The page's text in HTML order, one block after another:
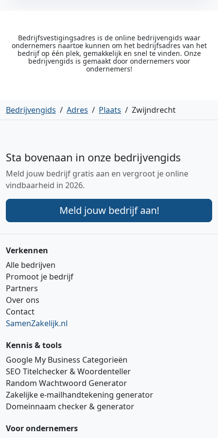
Bedrijfsvestigingsadres is de online bedrijvengids waar
ondernemers naartoe kunnen om het bedrijfsadres van het
bedrijf op één plek, gemakkelijk en snel te vinden. Onze
bedrijvengids is gemaakt door ondernemers voor
ondernemers!
Bedrijvengids / Adres / Plaats / Zwijndrecht
Sta bovenaan in onze bedrijvengids
Meld jouw bedrijf gratis aan en vergroot je online
vindbaarheid in 2026.
Meld jouw bedrijf aan!
Verkennen
Alle bedrijven
Promoot je bedrijf
Partners
Over ons
Contact
SamenZakelijk.nl
Kennis & tools
Google My Business Categorieën
SEO Titelchecker & Woordenteller
Random Wachtwoord Generator
Zakelijke e‑mailhandtekening generator
Domeinnaam checker & generator
Voor ondernemers